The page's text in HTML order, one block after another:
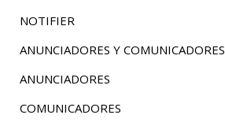
NOTIFIER
ANUNCIADORES Y COMUNICADORES
ANUNCIADORES
COMUNICADORES